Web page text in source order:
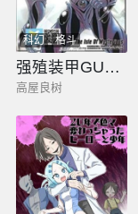
科幻 格斗
强殖装甲GUYVER
高屋良树